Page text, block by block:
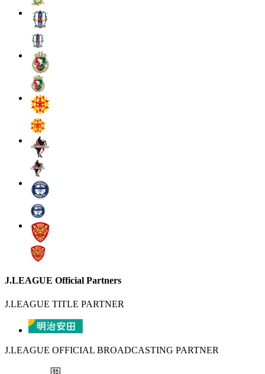
J.LEAGUE Official Partners
J.LEAGUE TITLE PARTNER
J.LEAGUE OFFICIAL BROADCASTING PARTNER